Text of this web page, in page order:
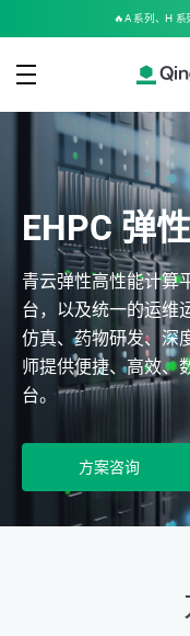
🔥A 系列、H
EHPC 弹
青云弹性高性能计算
台，以及统一的运维
仿真、药物研发、深
师提供便捷、高效、
台。
方案咨询